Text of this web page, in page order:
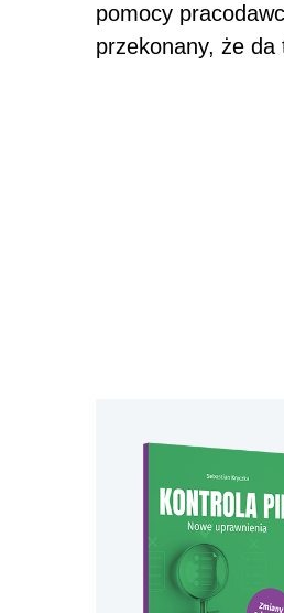
pomocy
przekonany, że da